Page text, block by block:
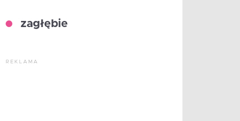
zagłębie
REKLAMA